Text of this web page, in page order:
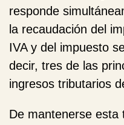
responde
la recaudación del
IVA y del impuesto
decir, tres de las
ingresos tributarios
De mantenerse esta